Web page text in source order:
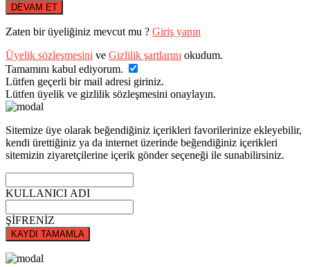
DEVAM ET
Zaten bir üyeliğiniz mevcut mu ? Giriş yapın
Üyelik sözleşmesini ve Gizlilik şartlarını okudum.
Tamamını kabul ediyorum.
Lütfen geçerli bir mail adresi giriniz.
Lütfen üyelik ve gizlilik sözleşmesini onaylayın.
Sitemize üye olarak beğendiğiniz içerikleri favorilerinize ekleyebilir,
kendi ürettiğiniz ya da internet üzerinde beğendiğiniz içerikleri
sitemizin ziyaretçilerine içerik gönder seçeneği ile sunabilirsiniz.
KULLANICI ADI
ŞİFRENİZ
KAYDI TAMAMLA